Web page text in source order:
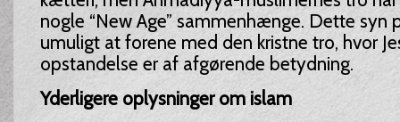
nogle “New Age” sammenhænge. Dette syn
umuligt at forene med den kristne tro, hvor
opstandelse er af afgørende betydning.
Yderligere oplysninger om islam